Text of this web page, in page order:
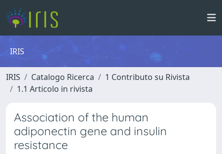
IRIS
IRIS Catalogo Ricerca
1 Contributo su Rivista
1.1 Articolo in rivista
Association of the human
adiponectin gene and insulin
resistance